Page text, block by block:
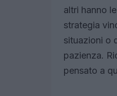
altri hanno
strategia
situazioni o
pazienza.
pensato a